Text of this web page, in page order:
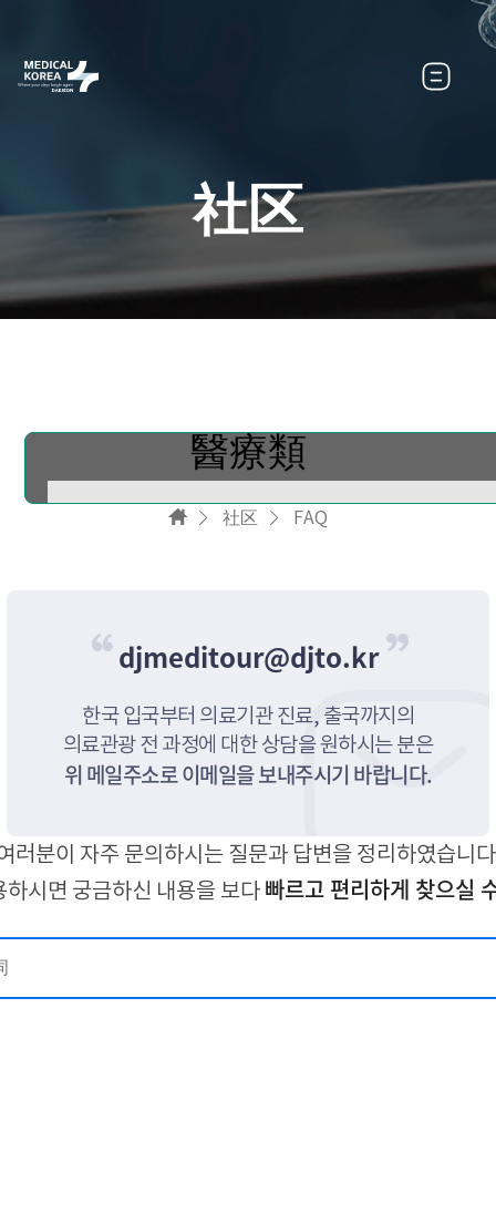
社区
通知
新闻信
宣传视频
FAQ
醫療類
醫療類
社区 FAQ
러분이 자주 문의하시는 질문과 답변을 정리하였습니
하시면 궁금하신 내용을 보다빠르고 편리하게 찾으실
djmeditour@djto.kr
한국 입국부터 의료기관 진료, 출국까지의
의료관광 전 과정에 대한 상담을 원하시는 분은
위 메일주소로 이메일을 보내주시기 바랍니다.